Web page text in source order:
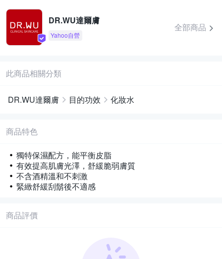
DR.WU達爾膚
Yahoo自營
全部商品
此商品相關分類
DR.WU達爾膚 目的功效 化妝水
商品特色
獨特保濕配方，能平衡皮脂
有效提高肌膚光澤，舒緩脆弱膚質
不含酒精溫和不刺激
緊緻舒緩刮鬍後不適感
商品評價